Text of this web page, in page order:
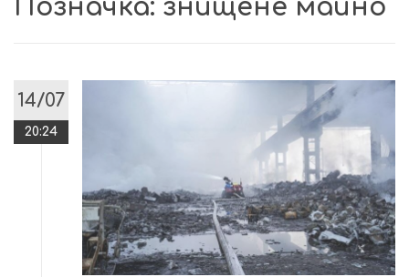
Позначка: знищене майно
14/07
20:24